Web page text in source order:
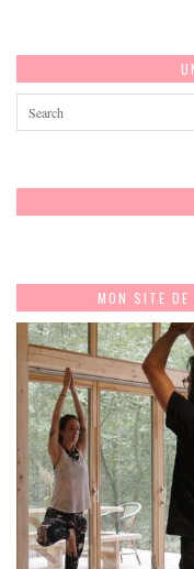
MON SITE DE